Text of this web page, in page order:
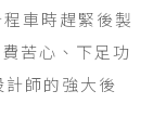
車時趕緊後製
苦心、下足功
師的強大後